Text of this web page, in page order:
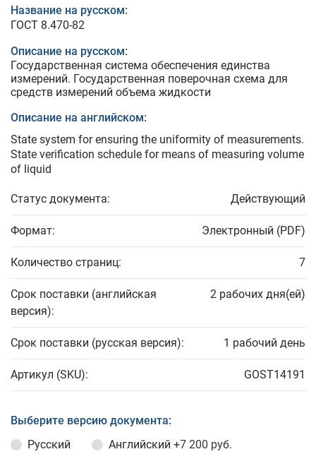
Название на русском:
ГОСТ 8.470-82
Описание на русском:
Государственная система обеспечения единства
измерений. Государственная поверочная схема для
средств измерений объема жидкости
Описание на английском:
State system for ensuring the uniformity of measurements.
State verification schedule for means of measuring volume
of liquid
Статус документа: Действующий
Формат: Электронный (PDF)
Количество страниц: 7
Срок поставки (английская
версия):
2 рабочих дня(ей)
Срок поставки (русская версия): 1 рабочий день
Артикул (SKU): GOST14191
Выберите версию документа:
Русский
Английский +7 200 руб.